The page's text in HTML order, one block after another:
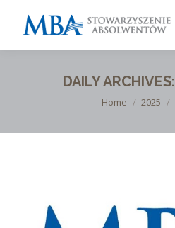
DAILY ARCHIVES:
You are here:
Home 2025